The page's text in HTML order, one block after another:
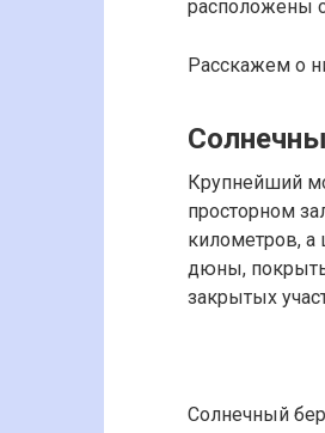
расположены
Расскажем о
Крупнейший
просторном
километров,
дюны,
закрытых
Солнечный